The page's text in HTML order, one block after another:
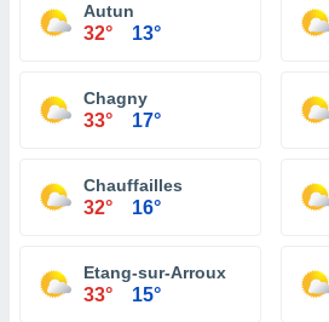
Autun
32° 13°
Chagny
33° 17°
Chauffailles
32° 16°
Etang-sur-Arroux
33° 15°